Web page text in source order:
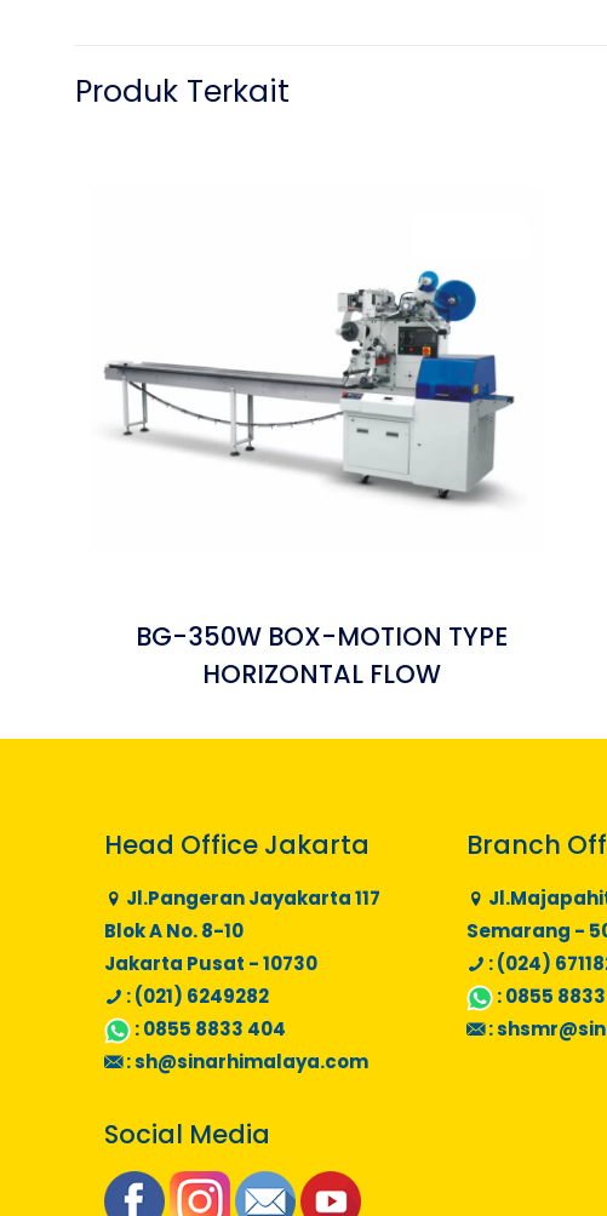
Produk Terkait
BG-350W BOX-MOTION TYPE
HORIZONTAL FLOW
Head Office Jakarta
Jl.Pangeran Jayakarta 117
Blok A No. 8-10
Jakarta Pusat - 10730
: (021) 6249282
:0855 8833 404
:sh@sinarhimalaya.com
Branch
Jl.Majapahit
Semarang -
: (024)
:0855
:
Social Media